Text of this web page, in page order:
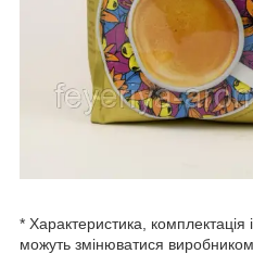
* Характеристика, комплектація
можуть змінюватися